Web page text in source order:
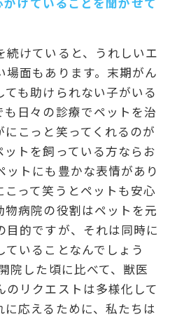
続けていると、うれしいエ
場面もあります。末期がん
も助けられない子がいる
日々の診療でペットを治
こっと笑ってくれるのが
トを飼っている方ならお
トにも豊かな表情があり
こって笑うとペットも安心
物病院の役割はペットを元
目的ですが、それは同時に
いることなんでしょう
院した頃に比べて、獣医
のリクエストは多様化して
に応えるために、私たちは